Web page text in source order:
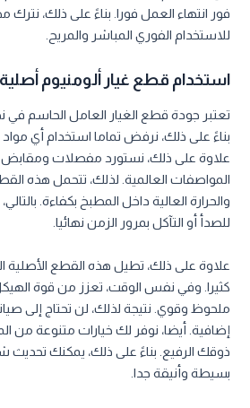
فور انتهاء العمل فورا. بناءً على ذلك،
للاستخدام الفوري المباشر والمريح.
استخدام قطع غيار ألومنيوم
تعتبر جودة قطع الغيار العامل الحاسم في
بناءً على ذلك، نرفض تماما استخدام أي مواد
علاوة على ذلك، نستورد مفصلات ومقابض
المواصفات العالمية. لذلك، تتحمل هذه
والحرارة العالية داخل المطبخ بكفاءة.
للصدأ أو التآكل بمرور الزمن نهائيا.
علاوة على ذلك، تطيل هذه القطع الأصلية
كثيرا. وفي نفس الوقت، تعزز من قوة
ملحوظ وقوي. نتيجة لذلك، لن تحتاج إلى
إضافية. أيضا، نوفر لك خيارات متنوعة من
ذوقك الرفيع. بناءً على ذلك، يمكنك
بسيطة وأنيقة جدا.